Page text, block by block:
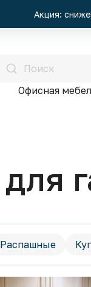
Акция:
Офисная
Распашные